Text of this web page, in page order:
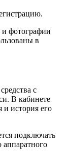
фотографии
в
с
В кабинете
и история его
подключать